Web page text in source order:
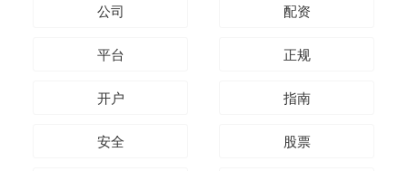
公司 配资
平台 正规
开户 指南
安全 股票